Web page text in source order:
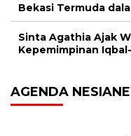
Bekasi Termuda
Sinta Agathia Ajak
Kepemimpinan
AGENDA